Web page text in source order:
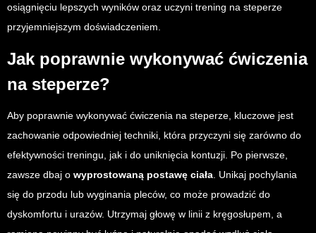
osiągnięciu lepszych wyników oraz uczyni trening na steperze
przyjemniejszym doświadczeniem.
Jak poprawnie wykonywać ćwiczenia
na steperze?
Aby poprawnie wykonywać ćwiczenia na steperze, kluczowe jest
zachowanie odpowiedniej techniki, która przyczyni się zarówno do
efektywności treningu, jak i do uniknięcia kontuzji. Po pierwsze,
zawsze dbaj o wyprostowaną postawę ciała . Unikaj pochylania
się do przodu lub wyginania pleców, co może prowadzić do
dyskomfortu i urazów. Utrzymaj głowę w linii z kręgosłupem, a